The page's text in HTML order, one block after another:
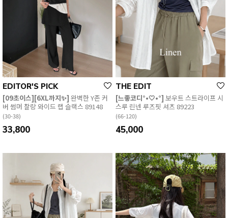
EDITOR'S PICK
[09초이스][6XL까지✨] 완벽한 Y존 커
버 썸머 찰랑 와이드 랩 슬랙스 89148
(30-38)
33,800
THE EDIT
[느좋코디°•🤍•°] 보우트 스트라이프 시
스루 린넨 루즈핏 셔츠 89223
(66-120)
45,000